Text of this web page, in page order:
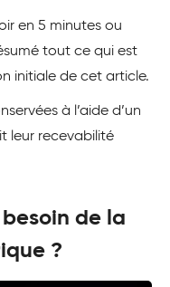
en 5 minutes ou
tout ce qui est
initiale de cet article.
à l’aide d’un
leur recevabilité
de la
?